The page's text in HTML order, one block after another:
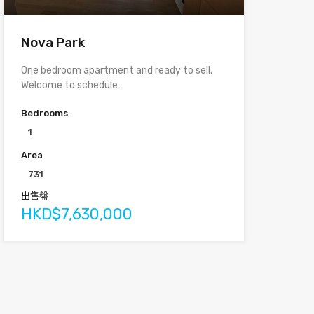
Nova Park
One bedroom apartment and ready to sell.
Welcome to schedule…
Bedrooms
1
Area
731
出售盤
HKD$7,630,000